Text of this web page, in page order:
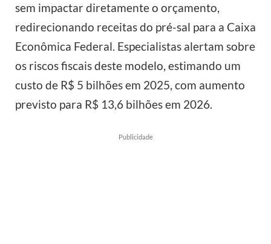
sem impactar diretamente o orçamento,
redirecionando receitas do pré-sal para a Caixa
Econômica Federal. Especialistas alertam sobre
os riscos fiscais deste modelo, estimando um
custo de R$ 5 bilhões em 2025, com aumento
previsto para R$ 13,6 bilhões em 2026.
Publicidade